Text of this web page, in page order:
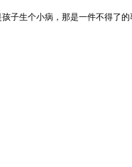
生个小病，那是一件不得了的